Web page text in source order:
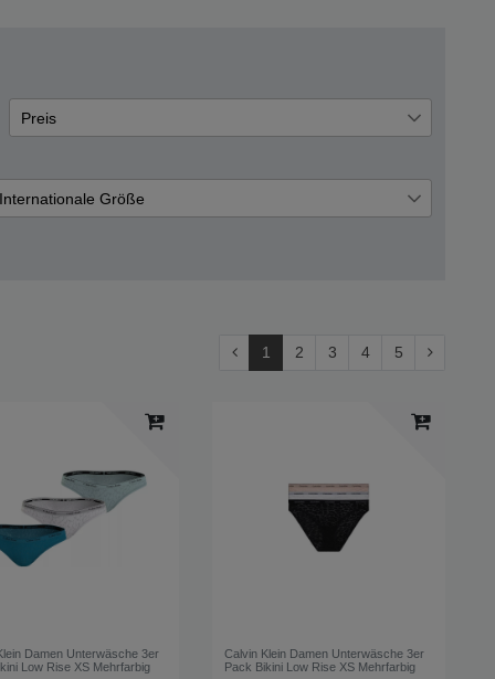
Sie
Preis
Internationale Größe
1 2 3 4 5
Damen Unterwäsche 3er
Low Rise XS Mehrfarbig
Calvin Klein Damen Unterwäsche 3er
Pack Bikini Low Rise XS Mehrfarbig